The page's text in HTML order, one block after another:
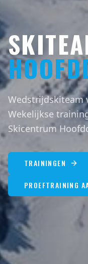
Wedstrijdskiteam
Wekelijkse
Skicentrum
TRAININGEN
PROEFTRAINING